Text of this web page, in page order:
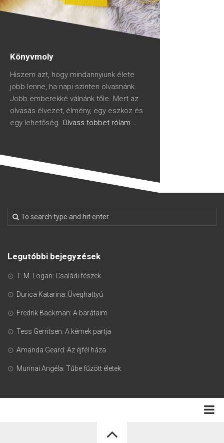
Könyvmoly
Hiszem azt, hogy mindannyiunk élete
jobb lenne, ha napi szinten olvasnánk.
Jobb emberekké válnánk tőle. Mert az
olvasás élvezet, élmény, egy eszköz és
egy lehetőség. Olvass többet rólam...
Legutóbbi bejegyzések
T. M. Logan: Családi fészek
Durica Katarina: Üveghattyú
Fredrik Backman: A barátaim
Tess Gerritsen: A kémek partja
Amanda Geard: Az éjfél háza
Murinai Angéla: Tűbe fűzött életek